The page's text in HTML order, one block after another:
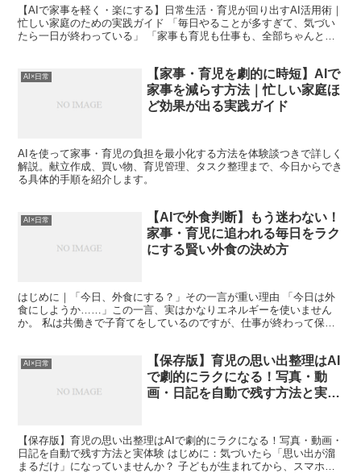
【AIで家事を軽く・楽にする】日常生活・育児が回り出すAI活用術｜
忙しい家庭のための実践ガイド 「毎日やることが多すぎて、気づい
たら一日が終わっている」 「家事も育児も仕事も、全部ちゃんとや
AI×日常
【家事・育児を劇的に時短】AIで
家事を減らす方法｜忙しい家庭ほ
ど効果が出る実践ガイド
AIを使って家事・育児の負担を最小化する方法を体験談つきで詳しく
解説。献立作成、買い物、育児管理、タスク整理まで、今日からでき
る具体的手順を紹介します。
AI×日常
【AIで外食判断】もう迷わない！
家事・育児に追われる毎日をラク
にする賢い外食の決め方
はじめに｜「今日、外食にする？」その一言が重い理由 「今日は外
食にしようか……」この一言、実はかなりエネルギーを使いません
か。 私は共働きで子育てをしているのですが、仕事が終わって保育
AI×日常
【保存版】育児の思い出整理はAI
で劇的にラクになる！写真・動
画・日記を自動で残す方法と実体
【保存版】育児の思い出整理はAIで劇的にラクになる！写真・動画・
日記を自動で残す方法と実体験 はじめに：気づいたら「思い出が溜
まるだけ」になっていませんか？ 子どもが生まれてから、スマホの